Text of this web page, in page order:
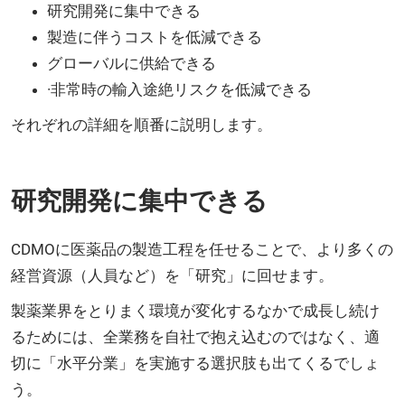
研究開発に集中できる
製造に伴うコストを低減できる
グローバルに供給できる
·非常時の輸入途絶リスクを低減できる
それぞれの詳細を順番に説明します。
研究開発に集中できる
CDMOに医薬品の製造工程を任せることで、より多くの
経営資源（人員など）を「研究」に回せます。
製薬業界をとりまく環境が変化するなかで成長し続け
るためには、全業務を自社で抱え込むのではなく、適
切に「水平分業」を実施する選択肢も出てくるでしょ
う。